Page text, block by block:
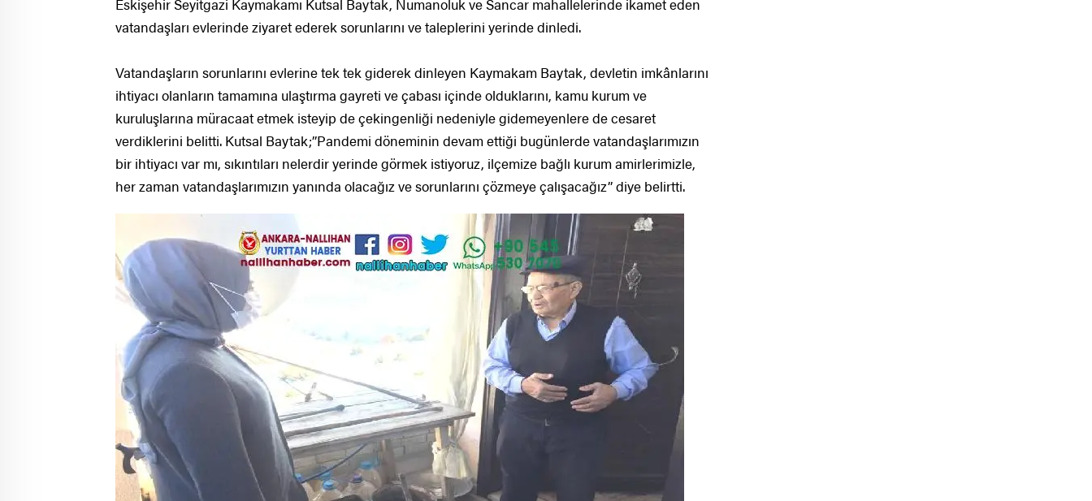
Eskişehir Seyitgazi Kaymakamı Kutsal Baytak, Numanoluk ve Sancar mahallelerinde ikamet eden
vatandaşları evlerinde ziyaret ederek sorunlarını ve taleplerini yerinde dinledi.
Vatandaşların sorunlarını evlerine tek tek giderek dinleyen Kaymakam Baytak, devletin imkânlarını
ihtiyacı olanların tamamına ulaştırma gayreti ve çabası içinde olduklarını, kamu kurum ve
kuruluşlarına müracaat etmek isteyip de çekingenliği nedeniyle gidemeyenlere de cesaret
verdiklerini belitti. Kutsal Baytak;’’Pandemi döneminin devam ettiği bugünlerde vatandaşlarımızın
bir ihtiyacı var mı, sıkıntıları nelerdir yerinde görmek istiyoruz, ilçemize bağlı kurum amirlerimizle,
her zaman vatandaşlarımızın yanında olacağız ve sorunlarını çözmeye çalışacağız’’ diye belirtti.